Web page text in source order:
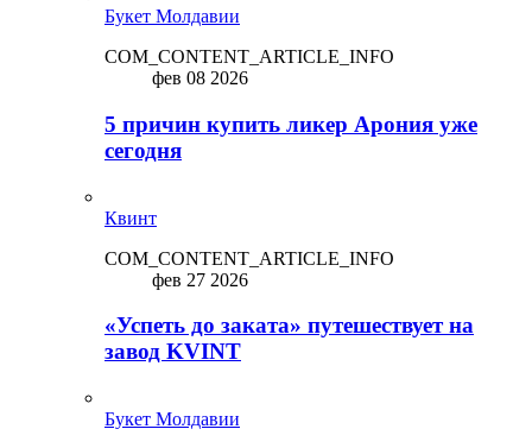
Букет Молдавии
COM_CONTENT_ARTICLE_INFO
фев 08 2026
5 причин купить ликep Арония уже
сегодня
Квинт
COM_CONTENT_ARTICLE_INFO
фев 27 2026
«Успеть до заката» путешествует на
завод KVINT
Букет Молдавии